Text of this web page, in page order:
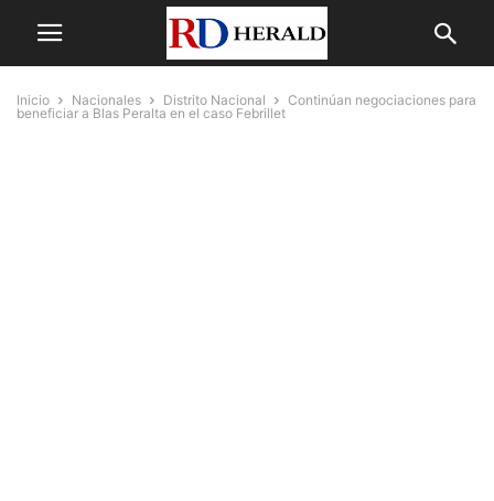
Inicio Nacionales Distrito Nacional
Continúan negociaciones para
beneficiar a Blas Peralta en el caso Febrillet